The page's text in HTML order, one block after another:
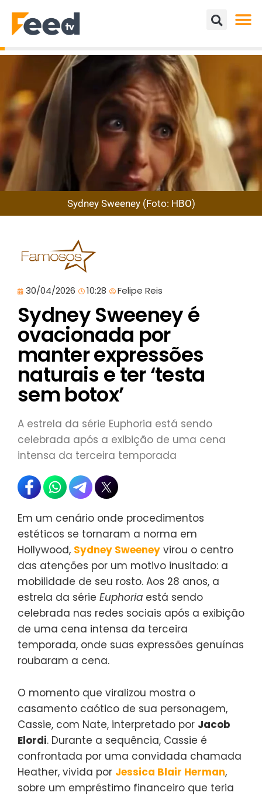
Sydney Sweeney (Foto: HBO)
30/04/2026 10:28 Felipe Reis
Sydney Sweeney é
ovacionada por
manter expressões
naturais e ter ‘testa
sem botox’
A estrela da série Euphoria está sendo
celebrada após a exibição de uma cena
intensa da terceira temporada
Em um cenário onde procedimentos
estéticos se tornaram a norma em
Hollywood, Sydney Sweeney virou o centro
das atenções por um motivo inusitado: a
mobilidade de seu rosto. Aos 28 anos, a
estrela da série Euphoria está sendo
celebrada nas redes sociais após a exibição
de uma cena intensa da terceira
temporada, onde suas expressões genuínas
roubaram a cena.
O momento que viralizou mostra o
casamento caótico de sua personagem,
Cassie, com Nate, interpretado por Jacob
Elordi. Durante a sequência, Cassie é
confrontada por uma convidada chamada
Heather, vivida por Jessica Blair Herman,
sobre um empréstimo financeiro que teria